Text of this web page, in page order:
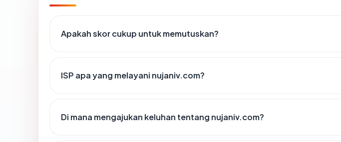
Apakah skor cukup untuk memutuskan?
ISP apa yang melayani nujaniv.com?
Di mana mengajukan keluhan tentang nujaniv.com?